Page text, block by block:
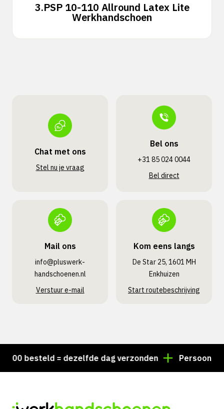
3.PSP 10-110 Allround Latex Lite
Werkhandschoen
Chat met ons
Stel nu je vraag
Bel ons
+31 85 024 0044
Bel direct
Mail ons
info@pluswerk­
handschoenen.nl
Verstuur e-mail
Kom eens langs
De Star 25, 1601 MH
Enkhuizen
Start routebeschrijving
besteld = dezelfde dag verzonden Persoonlijk